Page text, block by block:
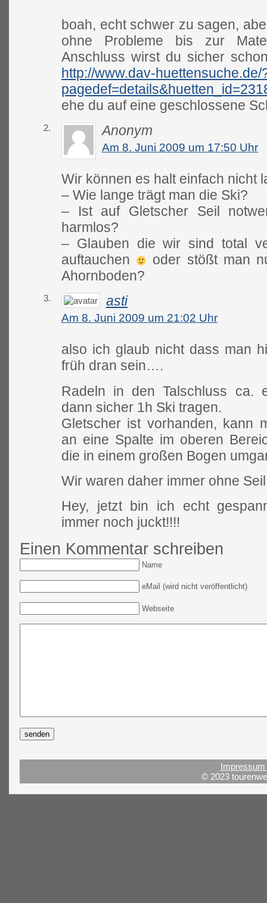
boah, echt schwer zu sagen,
ohne Probleme bis zur
Anschluss wirst du sicher
http://www.dav-huettensuche.de/
ehe du auf eine geschlossene
2. Anonym
Am 8. Juni 2009 um 17:50 Uhr
Wir können es halt einfach nicht
– Wie lange trägt man die Ski?
– Ist auf Gletscher Seil
harmlos?
– Glauben die wir sind total
auftauchen
oder stößt man
Ahornboden?
3. asti
Am 8. Juni 2009 um 21:02 Uhr
also ich glaub nicht dass man
früh dran sein….
Radeln in den Talschluss ca.
dann sicher 1h Ski tragen.
Gletscher ist vorhanden, kann
an eine Spalte im oberen
die in einem großen Bogen
Wir waren daher immer ohne
Hey, jetzt bin ich echt
immer noch juckt!!!!
Einen Kommentar schreiben
Name
eMail (wird nicht veröffentlicht)
Webseite
© 2023